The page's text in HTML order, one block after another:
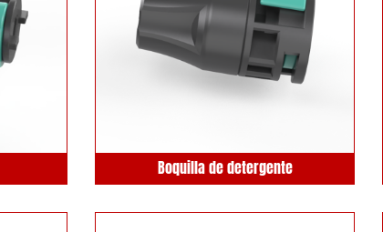
Boquilla de detergente